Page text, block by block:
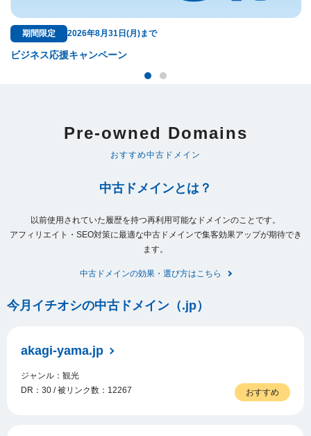
日(月)まで
ン
Pre-owned Domains
おすすめ中古ドメイン
中古ドメインとは？
以前使用されていた履歴を持つ再利用可能なドメインのことです。
アフィリエイト・SEO対策に最適な中古ドメインで集客効果アップが期待でき
ます。
中古ドメインの効果・選び方はこちら
今月イチオシの中古ドメイン（.jp）
akagi-yama.jp
ジャンル：観光
DR：30 / 被リンク数：12267
おすすめ